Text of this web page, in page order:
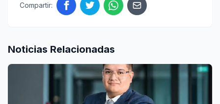
Compartir:
Noticias Relacionadas